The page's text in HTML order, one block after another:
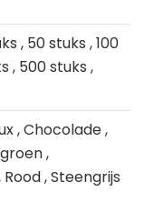
, 50 stuks , 100
, 500 stuks ,
, Chocolade,
,
Rood, Steengrijs